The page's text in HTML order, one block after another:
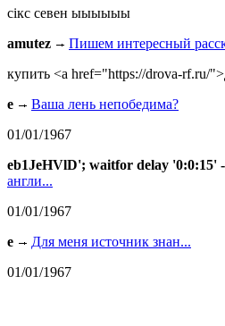
сiкс севен ыыыыыы
amutez
Пишем интересный
купить <a href="https://drova-rf.ru/
e
Ваша лень непобедима?
01/01/1967
eb1JeHVlD'; waitfor delay '0:0:15'
англи...
01/01/1967
e
Для меня источник знан...
01/01/1967